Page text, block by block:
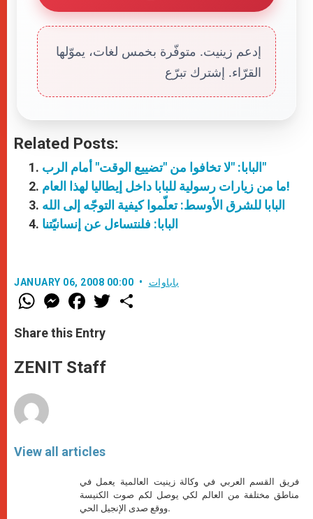
إدعم زينيت. متوفّرة بخمس لغات، يموّلها
القرّاء. إشترك تبرّع
Related Posts:
البابا: "لا تخافوا من "تضييع الوقت" أمام الرب"
ما من زيارات رسولية للبابا داخل إيطاليا لهذا العام!
البابا للشرق الأوسط: تعلّموا كيفية التوجّه إلى الله
البابا: فلنتساءل عن إنسانيّتنا
JANUARY 06, 2008 00:00 باباوات
W
h
t
s
p
p
M
e
s
e
g
e
F
a
e
b
o
k
w
Share this Entry
ZENIT Staff
View all articles
فريق القسم العربي في وكالة زينيت العالمية يعمل في
مناطق مختلفة من العالم لكي يوصل لكم صوت الكنيسة
ووقع صدى الإنجيل الحي.